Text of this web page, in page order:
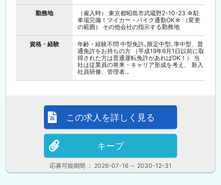
勤務地
（雇入時） 東京都昭島市武蔵野2-10-23 ☆駐
車場完備！マイカー・バイク通勤OK☆ （変更
の範囲） その他会社の指示する勤務地
資格・経験
年齢・経験不問 中型免許､限定中型､準中型、普
通免許をお持ちの方 （平成19年6月1日以前に取
得された方は普通運転免許があればOK！） 当
社は従業員の将来・キャリア形成を考え、 新入
社員研修、管理者...
応募可能期間 ： 2026-07-16 ～ 2030-12-31
この求人を詳しく見る
キープ